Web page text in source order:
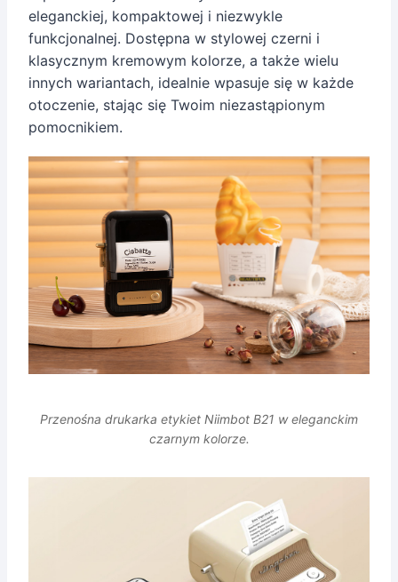
eleganckiej, kompaktowej i niezwykle
funkcjonalnej. Dostępna w stylowej czerni i
klasycznym kremowym kolorze, a także wielu
innych wariantach, idealnie wpasuje się w każde
otoczenie, stając się Twoim niezastąpionym
pomocnikiem.
Przenośna drukarka etykiet Niimbot B21 w eleganckim
czarnym kolorze.